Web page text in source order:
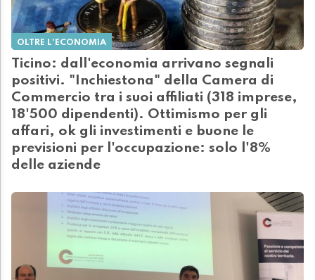
OLTRE L'ECONOMIA
Ticino: dall'economia arrivano segnali
positivi. "Inchiestona" della Camera di
Commercio tra i suoi affiliati (318 imprese,
18'500 dipendenti). Ottimismo per gli
affari, ok gli investimenti e buone le
previsioni per l'occupazione: solo l'8%
delle aziende